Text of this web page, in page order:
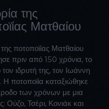
της
Ματθαίου
ποτοποϊίας Ματθαίου
πριν από 150 χρόνια, το
ιδρυτή της, τον Ιωάννη
Η ποτοποϊία καταξιώθηκε
των χρόνων με μια
Ούζο, Τσέρι, Κονιάκ και